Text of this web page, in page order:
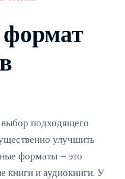
подходящего
улучшить
форматы – это
книги и аудиокниги. У